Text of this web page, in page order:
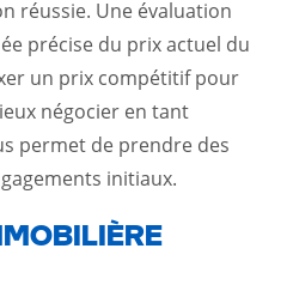
réussie. Une évaluation
précise du prix actuel du
un prix compétitif pour
négocier en tant
permet de prendre des
initiaux.